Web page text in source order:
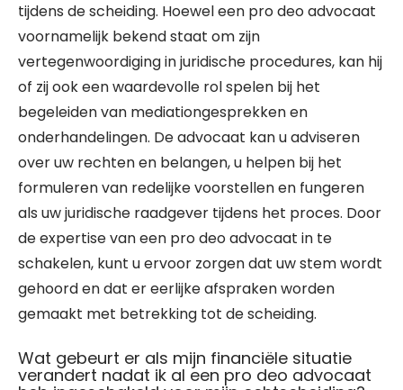
tijdens de scheiding. Hoewel een pro deo advocaat
voornamelijk bekend staat om zijn
vertegenwoordiging in juridische procedures, kan hij
of zij ook een waardevolle rol spelen bij het
begeleiden van mediationgesprekken en
onderhandelingen. De advocaat kan u adviseren
over uw rechten en belangen, u helpen bij het
formuleren van redelijke voorstellen en fungeren
als uw juridische raadgever tijdens het proces. Door
de expertise van een pro deo advocaat in te
schakelen, kunt u ervoor zorgen dat uw stem wordt
gehoord en dat er eerlijke afspraken worden
gemaakt met betrekking tot de scheiding.
Wat gebeurt er als mijn financiële situatie
verandert nadat ik al een pro deo advocaat